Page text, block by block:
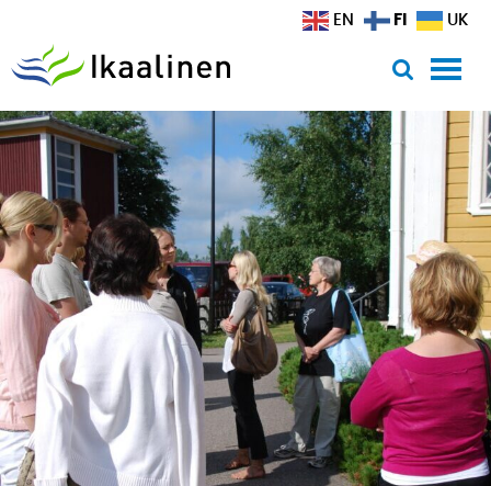
EN FI UK